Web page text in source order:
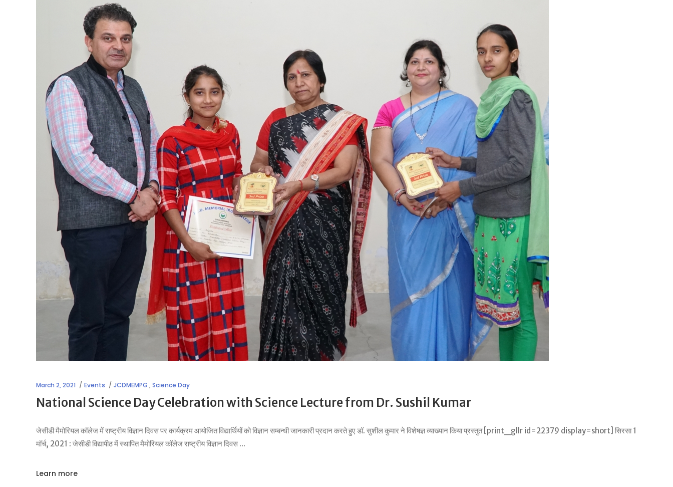
March 2, 2021 Events JCDMEMPG ,Science Day
National Science Day Celebration with Science Lecture from Dr. Sushil Kumar
जेसीडी मैमोरियल कॉलेज में राष्ट्रीय विज्ञान दिवस पर कार्यक्रम आयोजित विद्यार्थियों को विज्ञान सम्बन्धी जानकारी प्रदान करते हुए डॉ. सुशील कुमार ने विशेषज्ञ व्याख्यान किया प्रस्तुत [print_gllr id=22379 display=short] सिरसा 1
मॉर्च, 2021 : जेसीडी विद्यापीठ में स्थापित मैमोरियल कॉलेज राष्ट्रीय विज्ञान दिवस
Learn more